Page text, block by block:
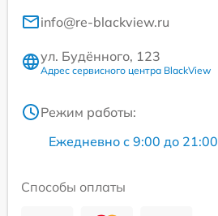
info@re-blackview.ru
ул. Будённого, 123
Адрес сервисного центра BlackView
Режим работы:
Ежедневно с 9:00 до 21:00
Способы оплаты